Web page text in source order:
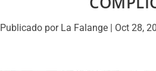
Publicado por La Falange | Oct 28,